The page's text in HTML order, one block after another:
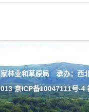
林业和草原局 承办：西
京ICP备10047111号-4